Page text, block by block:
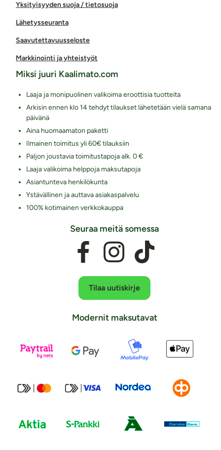
Yksityisyyden suoja / tietosuoja
Lähetysseuranta
Saavutettavuusseloste
Markkinointi ja yhteistyöt
Miksi juuri Kaalimato.com
Laaja ja monipuolinen valikoima eroottisia tuotteita
Arkisin ennen klo 14 tehdyt tilaukset lähetetään vielä samana
päivänä
Aina huomaamaton paketti
Ilmainen toimitus yli 60€ tilauksiin
Paljon joustavia toimitustapoja alk. 0 €
Laaja valikoima helppoja maksutapoja
Asiantunteva henkilökunta
Ystävällinen ja auttava asiakaspalvelu
100% kotimainen verkkokauppa
Seuraa meitä somessa
Tilaa uutiskirje
Modernit maksutavat